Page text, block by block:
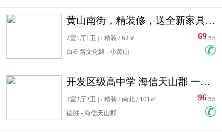
黄山南街，精装修，送全新家具，看房有钥匙，实用面积大
2室1厅1卫 | / 精装 / 62㎡
白石路文化路 - 小黄山
69 万元
开发区级高中学 海信天山郡 一手合同没有税！ 送车位
3室2厅2卫 | / 精装 / 南北 / 101㎡
德胜 - 海信天山郡
96 万元